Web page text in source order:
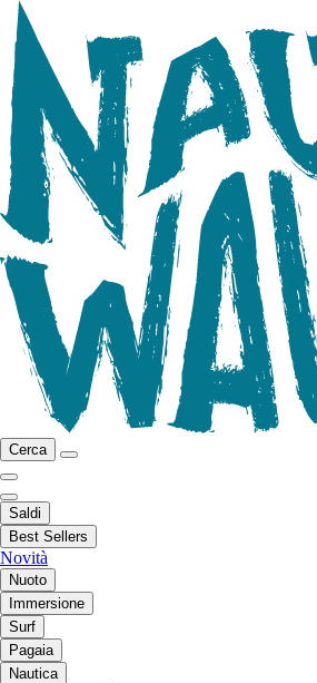
Cerca
Saldi
Best Sellers
Novità
Nuoto
Immersione
Surf
Pagaia
Nautica